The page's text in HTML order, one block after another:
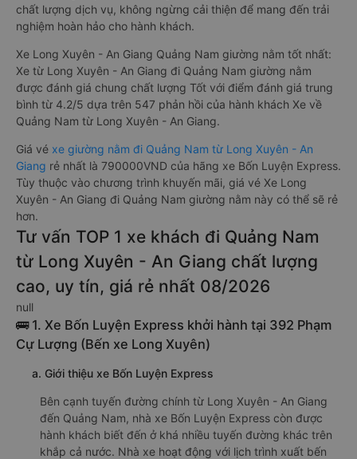
chất lượng dịch vụ, không ngừng cải thiện để mang đến trải
nghiệm hoàn hảo cho hành khách.
Xe Long Xuyên - An Giang Quảng Nam giường nằm tốt nhất:
Xe từ Long Xuyên - An Giang đi Quảng Nam giường nằm
được đánh giá chung chất lượng Tốt với điểm đánh giá trung
bình từ 4.2/5 dựa trên 547 phản hồi của hành khách Xe về
Quảng Nam từ Long Xuyên - An Giang.
Giá vé xe giường nằm đi Quảng Nam từ Long Xuyên - An
Giang rẻ nhất là 790000VND của hãng xe Bốn Luyện Express.
Tùy thuộc vào chương trình khuyến mãi, giá vé Xe Long
Xuyên - An Giang đi Quảng Nam giường nằm này có thể sẽ rẻ
hơn.
Tư vấn TOP 1 xe khách đi Quảng Nam
từ Long Xuyên - An Giang chất lượng
cao, uy tín, giá rẻ nhất 08/2026
null
🚌 1. Xe Bốn Luyện Express khởi hành tại 392 Phạm
Cự Lượng (Bến xe Long Xuyên)
a. Giới thiệu xe Bốn Luyện Express
Bên cạnh tuyến đường chính từ Long Xuyên - An Giang
đến Quảng Nam, nhà xe Bốn Luyện Express còn được
hành khách biết đến ở khá nhiều tuyến đường khác trên
khắp cả nước. Nhà xe hoạt động với lịch trình xuất bến